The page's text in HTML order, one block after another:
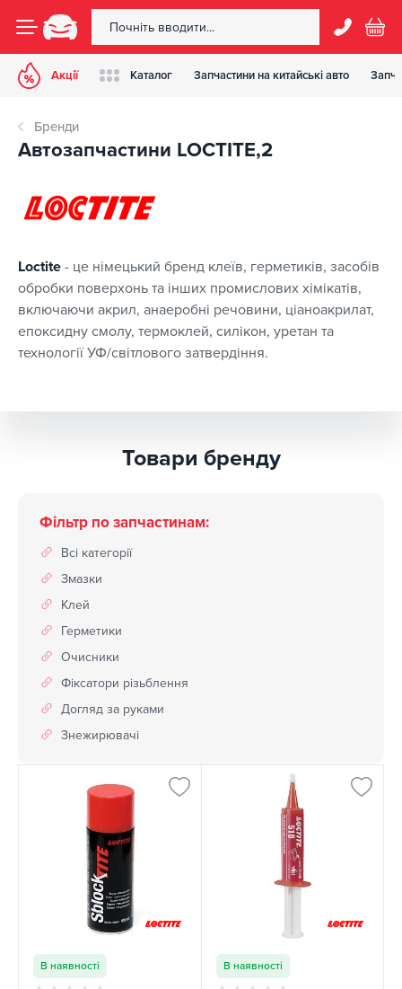
Акції Каталог Запчастини на китайські авто
Бренди
Автозапчастини LOCTITE,2
Loctite - це німецький бренд клеїв, герметиків, засобів
обробки поверхонь та інших промислових хімікатів,
включаючи акрил, анаеробні речовини, ціаноакрилат,
епоксидну смолу, термоклей, силікон, уретан та
технології УФ/світлового затвердіння.
Товари бренду
Фільтр по запчастинам:
Всі категорії
Змазки
Клей
Герметики
Очисники
Фіксатори різьблення
Догляд за руками
Знежирювачі
В наявності В наявності